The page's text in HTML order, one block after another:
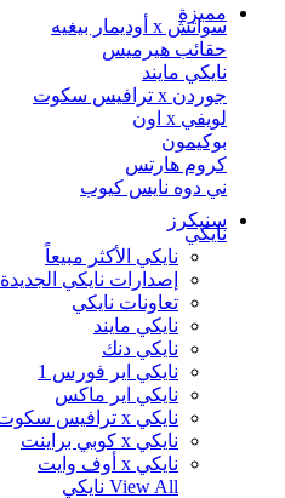
مميزة
سواتش x أوديمار بيغيه
حقائب هيرميس
نايكي مايند
جوردن x ترافيس سكوت
لويفي x اون
بوكيمون
كروم هارتس
ني دوه نايس كيوب
سنيكرز
نايكي
نايكي الأكثر مبيعاً
إصدارات نايكي الجديدة
تعاونات نايكي
نايكي مايند
نايكي دنك
نايكي اير فورس 1
نايكي اير ماكس
نايكي x ترافيس سكوت
نايكي x كوبي براينت
نايكي x أوف وايت
View All نايكي